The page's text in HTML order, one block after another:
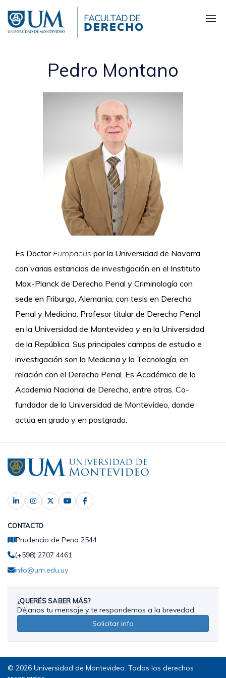
contenido
principal
Pedro Montano
Es Doctor Europaeus por la Universidad de Navarra,
con varias estancias de investigación en el Instituto
Max-Planck de Derecho Penal y Criminología con
sede en Friburgo, Alemania, con tesis en Derecho
Penal y Medicina. Profesor titular de Derecho Penal
en la Universidad de Montevideo y en la Universidad
de la República. Sus principales campos de estudio e
investigación son la Medicina y la Tecnología, en
relación con el Derecho Penal. Es Académico de la
Academia Nacional de Derecho, entre otras. Co-
fundador de la Universidad de Montevideo, donde
actúa en grado y en postgrado.
CONTACTO
Prudencio de Pena 2544
(+598) 2707 4461
info@um.edu.uy
¿QUERÉS SABER MÁS?
Déjanos tu mensaje y te respondemos a la brevedad.
Solicitar info
© 2026 Universidad de Montevideo. Todos los derechos